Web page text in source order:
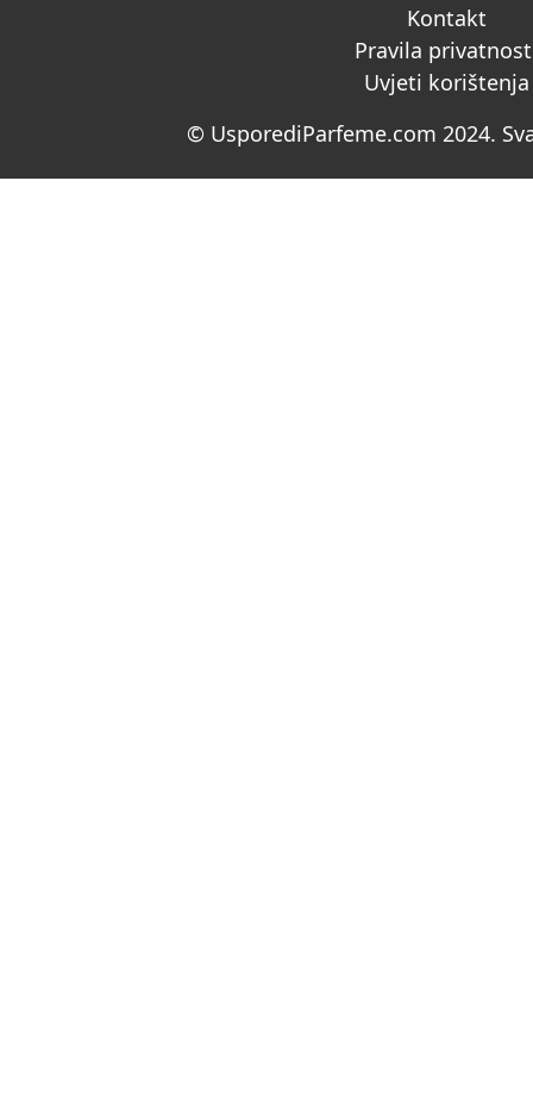
Kontakt
Pravila
Uvjeti korištenja
© UsporediParfeme.com 2024.